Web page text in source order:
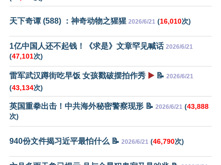
天下奇谭 (588) ：神奇动物之猩猩 2026/6/21 (16,010次)
1亿中国人还不起钱！《求是》文章罕见喊话 2026/6/21
(47,101次)
雷军武汉蹲街吃早饭 女孩戳破摆拍作秀 ▶️ 📝 2026/6/21
(43,134次)
英国重拳出击！中共海外秘密警察现形 📝 2026/6/21 (43,888
次)
940份文件揭习近平最怕什么 📝 2026/6/21 (46,790次)